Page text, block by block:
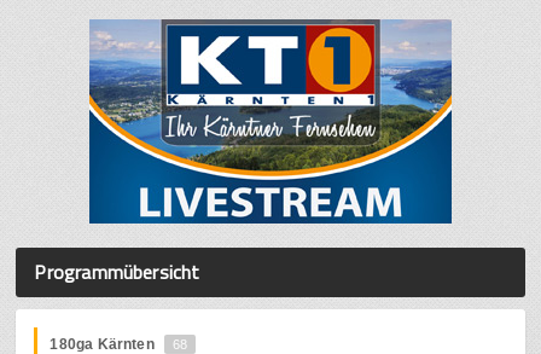
Programmübersicht
180ga Kärnten 68